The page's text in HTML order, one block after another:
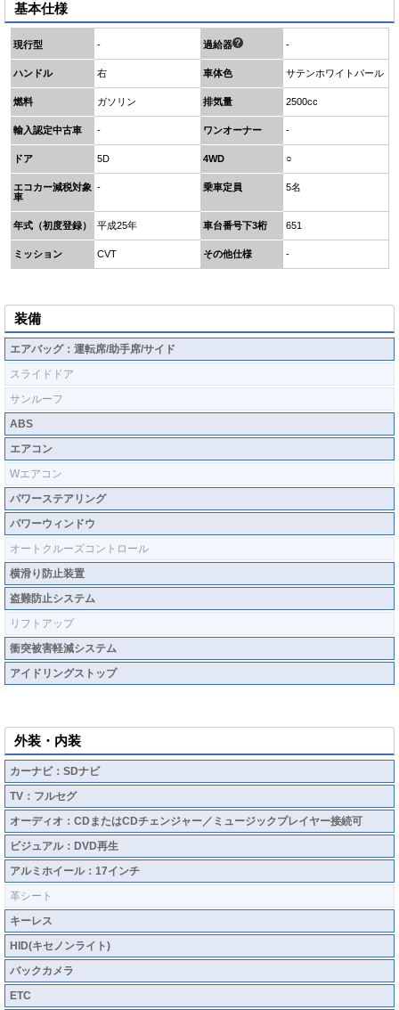
基本仕様
現行型 - 過給器 -
ハンドル 右 車体色 サテンホワイトパール
燃料 ガソリン 排気量 2500cc
輸入認定中古車 - ワンオーナー -
ドア 5D 4WD ○
エコカー減税対象
車
- 乗車定員 5名
年式（初度登録） 平成25年 車台番号下3桁 651
ミッション CVT その他仕様 -
装備
エアバッグ：運転席/助手席/サイド
スライドドア
サンルーフ
ABS
エアコン
Wエアコン
パワーステアリング
パワーウィンドウ
オートクルーズコントロール
横滑り防止装置
盗難防止システム
リフトアップ
衝突被害軽減システム
アイドリングストップ
外装・内装
カーナビ：SDナビ
TV：フルセグ
オーディオ：CDまたはCDチェンジャー／ミュージックプレイヤー接続可
ビジュアル：DVD再生
アルミホイール：17インチ
革シート
キーレス
HID(キセノンライト)
バックカメラ
ETC